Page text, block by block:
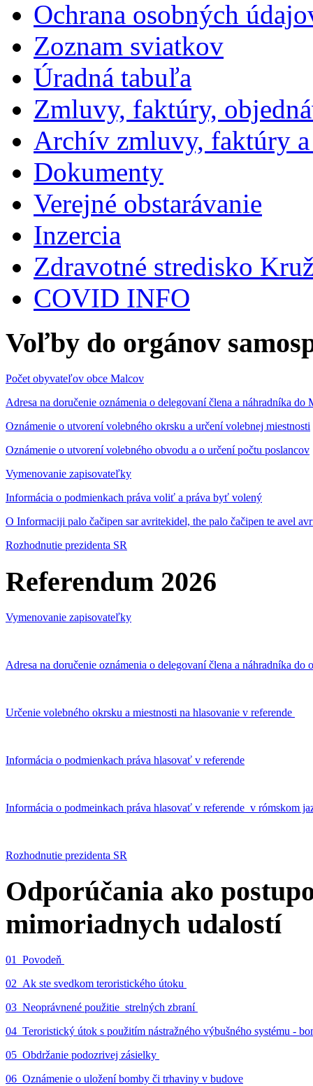
Ochrana osobných
Zoznam sviatkov
Úradná tabuľa
Zmluvy, faktúry,
Archív zmluvy, faktúry
Dokumenty
Verejné obstarávanie
Inzercia
Zdravotné stredisko
COVID INFO
Voľby do orgánov
Počet obyvateľov obce Malcov
Adresa na doručenie oznámenia o delegovaní člena a náhradníka
Oznámenie o utvorení volebného okrsku a určení volebnej miestnosti
Oznámenie o utvorení volebného obvodu a o určení počtu poslancov
Vymenovanie zapisovateľky
Informácia o podmienkach práva voliť a práva byť volený
O Informaciji palo čačipen sar avritekidel, the palo čačipen te avel
Rozhodnutie prezidenta SR
Referendum 2026
Vymenovanie zapisovateľky
Adresa na doručenie oznámenia o delegovaní člena a náhradníka
Určenie volebného okrsku a miestnosti na hlasovanie v referende
Informácia o podmienkach práva hlasovať v referende
Informácia o podmeinkach práva hlasovať v referende v rómskom
Rozhodnutie prezidenta SR
Odporúčania ako
mimoriadnych udalostí
01_Povodeň
02_Ak ste svedkom teroristického útoku
03_Neoprávnené použitie strelných zbraní
04_Teroristický útok s použitím nástražného výbušného systému -
05_Obdržanie podozrivej zásielky
06_Oznámenie o uložení bomby či trhaviny v budove